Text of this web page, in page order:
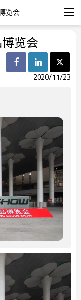
览会
览会
2020/11/23